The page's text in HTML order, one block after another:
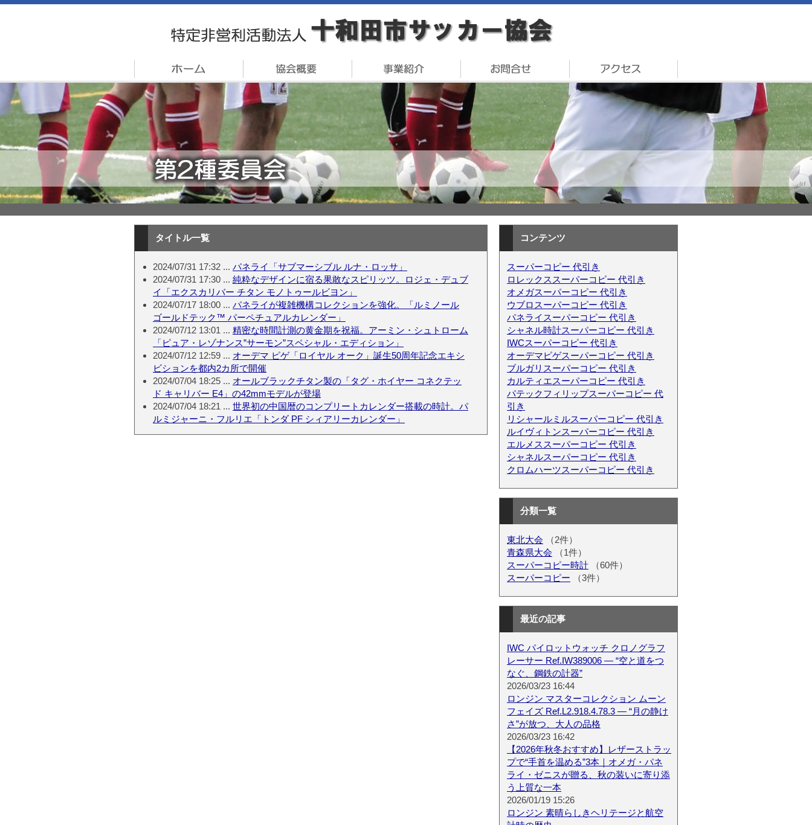
タイトル一覧
2024/07/31 17:32 ... パネライ「サブマーシブル ルナ・ロッサ」
2024/07/31 17:30 ... 純粋なデザインに宿る果敢なスピリッツ。ロジェ・デュブ
イ「エクスカリバー チタン モノトゥールビヨン」
2024/07/17 18:00 ... パネライが複雑機構コレクションを強化。「ルミノール
ゴールドテック™ パーペチュアルカレンダー」
2024/07/12 13:01 ... 精密な時間計測の黄金期を祝福。アーミン・シュトローム
「ピュア・レゾナンス”サーモン”スペシャル・エディション」
2024/07/12 12:59 ... オーデマ ピゲ「ロイヤル オーク」誕生50周年記念エキシ
ビションを都内2カ所で開催
2024/07/04 18:25 ... オールブラックチタン製の「タグ・ホイヤー コネクテッ
ド キャリバー E4」の42mmモデルが登場
2024/07/04 18:21 ... 世界初の中国暦のコンプリートカレンダー搭載の時計。パ
ルミジャーニ・フルリエ「トンダ PF シィアリーカレンダー」
コンテンツ
スーパーコピー 代引き
ロレックススーパーコピー 代引き
オメガスーパーコピー 代引き
ウブロスーパーコピー 代引き
パネライスーパーコピー 代引き
シャネル時計スーパーコピー 代引き
IWCスーパーコピー 代引き
オーデマピゲスーパーコピー 代引き
ブルガリスーパーコピー 代引き
カルティエスーパーコピー 代引き
パテックフィリップスーパーコピー 代
引き
リシャールミルスーパーコピー 代引き
ルイヴィトンスーパーコピー 代引き
エルメススーパーコピー 代引き
シャネルスーパーコピー 代引き
クロムハーツスーパーコピー 代引き
分類一覧
東北大会 （2件）
青森県大会 （1件）
スーパーコピー時計 （60件）
スーパーコピー （3件）
最近の記事
IWC パイロットウォッチ クロノグラフ
レーサー Ref.IW389006 — “空と道をつ
なぐ、鋼鉄の計器”
2026/03/23 16:44
ロンジン マスターコレクション ムーン
フェイズ Ref.L2.918.4.78.3 — “月の静け
さ”が放つ、大人の品格
2026/03/23 16:42
【2026年秋冬おすすめ】レザーストラッ
プで“手首を温める”3本｜オメガ・パネ
ライ・ゼニスが贈る、秋の装いに寄り添
う上質な一本
2026/01/19 15:26
ロンジン 素晴らしきヘリテージと航空